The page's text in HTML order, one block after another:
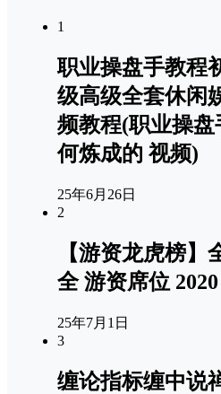
1
职业操盘手教程
级高级全套休闲
频教程(职业操盘
何炼成的 视频)
25年6月26日
2
【游资龙虎榜】
全 游资席位 2020
25年7月1日
3
缠论指标缠中说